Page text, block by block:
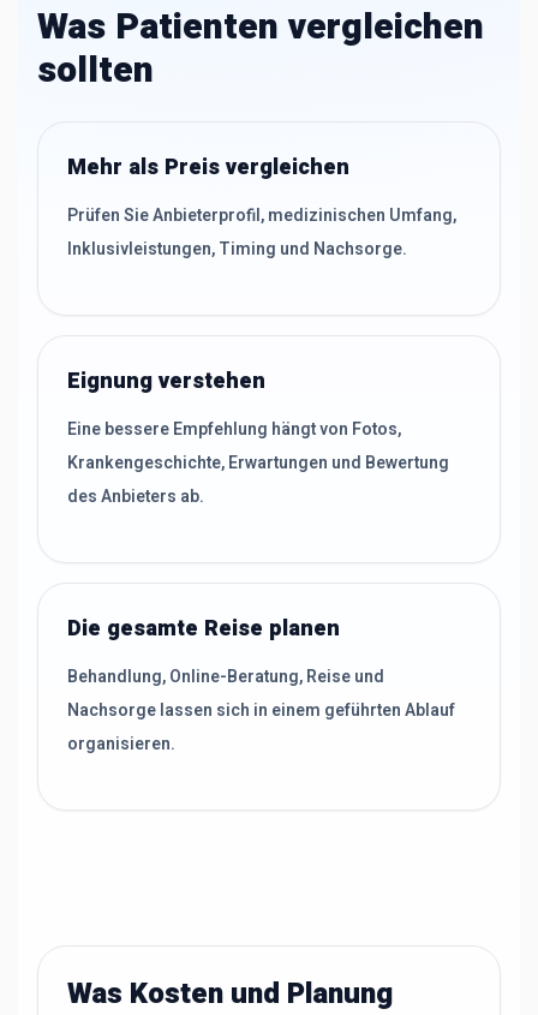
Was Patienten vergleichen
sollten
Mehr als Preis vergleichen
Prüfen Sie Anbieterprofil, medizinischen Umfang,
Inklusivleistungen, Timing und Nachsorge.
Eignung verstehen
Eine bessere Empfehlung hängt von Fotos,
Krankengeschichte, Erwartungen und Bewertung
des Anbieters ab.
Die gesamte Reise planen
Behandlung, Online-Beratung, Reise und
Nachsorge lassen sich in einem geführten Ablauf
organisieren.
Was Kosten und Planung